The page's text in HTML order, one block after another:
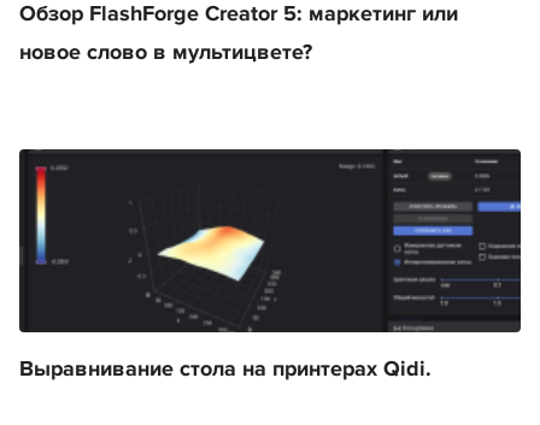
Обзор FlashForge Creator 5: маркетинг или
новое слово в мультицвете?
Выравнивание стола на принтерах Qidi.